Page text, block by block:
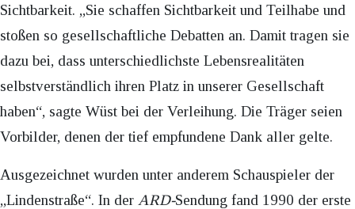
Sichtbarkeit. „Sie schaffen Sichtbarkeit und Teilhabe und
stoßen so gesellschaftliche Debatten an. Damit tragen sie
dazu bei, dass unterschiedlichste Lebensrealitäten
selbstverständlich ihren Platz in unserer Gesellschaft
haben“, sagte Wüst bei der Verleihung. Die Träger seien
Vorbilder, denen der tief empfundene Dank aller gelte.
Ausgezeichnet wurden unter anderem Schauspieler der
„Lindenstraße“. In der ARD-Sendung fand 1990 der erste